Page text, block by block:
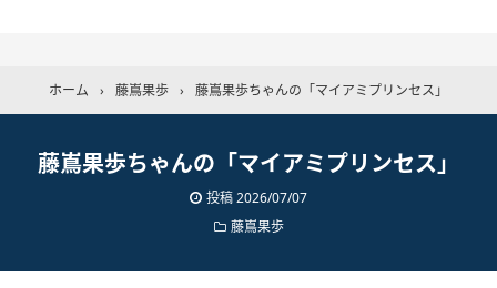
ホーム › 藤嶌果歩 › 藤嶌果歩ちゃんの「マイアミプリンセス」
藤嶌果歩ちゃんの「マイアミプリンセス」
投稿2026/07/07
藤嶌果歩